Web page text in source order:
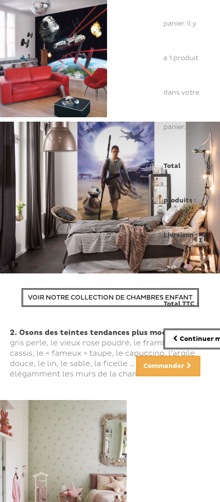
panier. Il y
a 1 produit
dans votre
panier.
Total
produits :
Livraison :
Offerts !
Total TTC :
Continuer
Commander
VOIR NOTRE COLLECTION DE CHAMBRES ENFANT
2. Osons des teintes tendances plus modernes, le
gris perle, le vieux rose poudré, le framboise, le
cassis, le « fameux » taupe, le capuccino, l’argile
douce, le lin, le sable, la ficelle … pour habiller
élégamment les murs de la chambre.